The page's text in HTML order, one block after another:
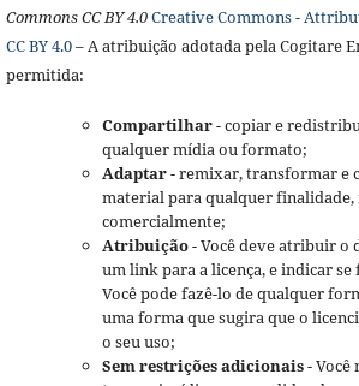
Commons CC BY 4.0Creative Commons -
CC BY 4.0– A atribuição adotada pela Cogitare
permitida:
Compartilhar- copiar e
qualquer mídia ou formato;
Adaptar- remixar, transformar e
material para qualquer finalidade,
comercialmente;
Atribuição- Você deve atribuir o
um link para a licença, e indicar
Você pode fazê-lo de qualquer
uma forma que sugira que o
o seu uso;
Sem restrições adicionais- Você